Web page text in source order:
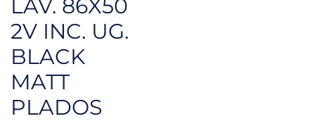
LAV. 86X50
2V INC. UG.
BLACK
MATT
PLADOS